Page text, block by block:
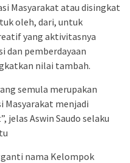
Masyarakat atau disingkat
oleh, dari, untuk
yang aktivitasnya
dan pemberdayaan
nilai tambah.
semula merupakan
menjadi
jelas Aswin Saudo selaku
nama Kelompok